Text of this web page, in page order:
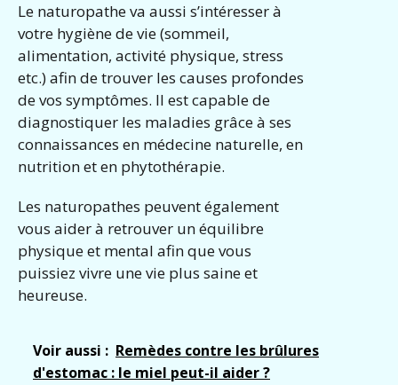
Le naturopathe va aussi s’intéresser à
votre hygiène de vie (sommeil,
alimentation, activité physique, stress
etc.) afin de trouver les causes profondes
de vos symptômes. Il est capable de
diagnostiquer les maladies grâce à ses
connaissances en médecine naturelle, en
nutrition et en phytothérapie.
Les naturopathes peuvent également
vous aider à retrouver un équilibre
physique et mental afin que vous
puissiez vivre une vie plus saine et
heureuse.
Voir aussi : Remèdes contre les brûlures
d'estomac : le miel peut-il aider ?